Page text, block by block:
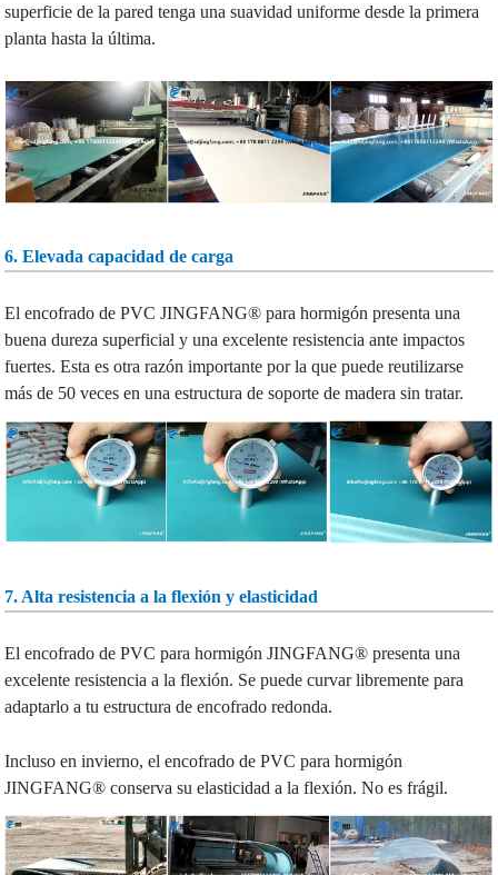
superficie de la pared tenga una suavidad uniforme desde la primera
planta hasta la última.
6. Elevada capacidad de carga
El encofrado de PVC JINGFANG® para hormigón presenta una
buena dureza superficial y una excelente resistencia ante impactos
fuertes. Esta es otra razón importante por la que puede reutilizarse
más de 50 veces en una estructura de soporte de madera sin tratar.
7. Alta resistencia a la flexión y elasticidad
El encofrado de PVC para hormigón JINGFANG® presenta una
excelente resistencia a la flexión. Se puede curvar libremente para
adaptarlo a tu estructura de encofrado redonda.
Incluso en invierno, el encofrado de PVC para hormigón
JINGFANG® conserva su elasticidad a la flexión. No es frágil.